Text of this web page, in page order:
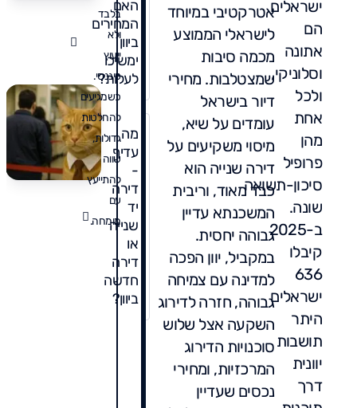
ישראלים
הם
אתונה
וסלוניקי,
ולכל
אחת
מהן
פרופיל
סיכון-תשואה
שונה.
ב-2025
קיבלו
636
ישראלים
היתר
תושבות
יוונית
דרך
אטרקטיבי במיוחד
לישראלי הממוצע
מכמה סיבות
שמצטלבות. מחירי
דיור בישראל
עומדים על שיא,
מיסוי משקיעים על
דירה שנייה הוא
כבד מאוד, וריבית
המשכנתא עדיין
גבוהה יחסית.
במקביל, יוון הפכה
למדינה עם צמיחה
גבוהה, חזרה לדירוג
השקעה אצל שלוש
סוכנויות הדירוג
המרכזיות, ומחירי
נכסים שעדיין
האם
המחירים
ביוון
ימשיכו
לעלות?
מה
עדיף
-
דירה
יד
שנייה
או
דירה
חדשה
ביוון?
בלבד
ולא
ייעוץ
פיננסי.
כשמגיעים
להחלטות
גדולות,
שווה
להתייעץ
עם
מומחה.